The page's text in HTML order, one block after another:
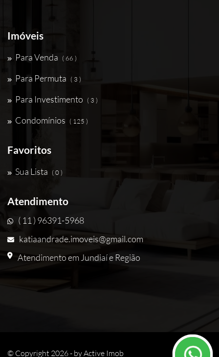
Imóveis
Para Venda ( 66 )
Para Permuta ( 3 )
Para Investimento ( 3 )
Condomínios ( 125 )
Favoritos
Sua Lista ( 0 )
Atendimento
( 11 ) 96391-5968
katiaandrade.imoveis@gmail.com
Atendimento em Jundiaí e Região
© Copyright 2026 - byActive Imob